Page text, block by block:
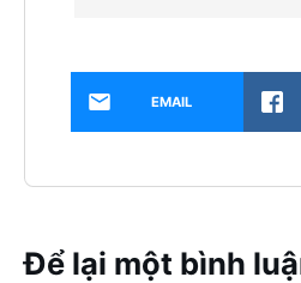
EMAIL
Để lại một bình